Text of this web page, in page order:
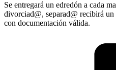
Se entregará un edredón a cada
divorciad@, separad@ recibirá
con documentación válida.